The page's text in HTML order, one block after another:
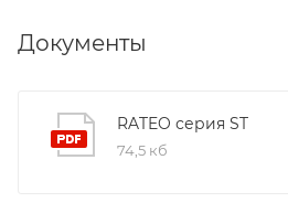
Документы
RATEO серия ST
74,5 кб